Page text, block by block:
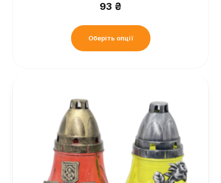
93 ₴
Оберіть опції